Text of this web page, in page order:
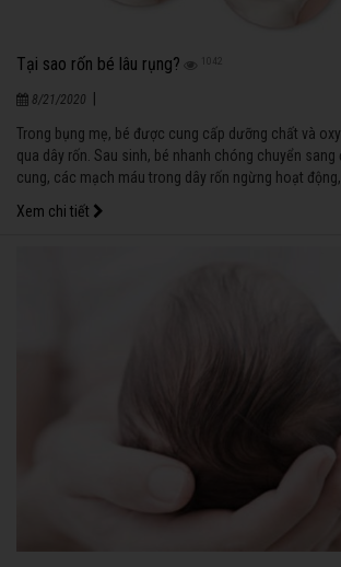
Tại sao rốn bé lâu rụng?
8/21/2020
Trong bụng mẹ, bé được cung cấp dưỡng chất và
qua dây rốn. Sau sinh, bé nhanh chóng chuyển
cung, các mạch máu trong dây rốn ngừng hoạt
và rụng khi bé được 7 - 10 ngày tuổi.
Xem chi tiết